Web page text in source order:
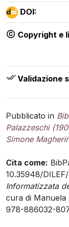
DOI:
Copyright e
Validazione
Pubblicato in
Palazzeschi
Simone
Cita come:
10.35948/
Informatizzata
cura di Manuela
978-886032-